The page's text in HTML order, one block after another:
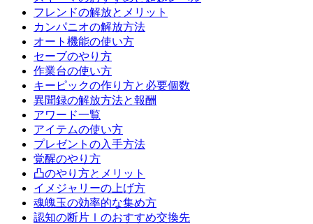
フレンドの解放とメリット
カンパニオの解放方法
オート機能の使い方
セーブのやり方
作業台の使い方
キーピックの作り方と必要個数
異聞録の解放方法と報酬
アワード一覧
アイテムの使い方
プレゼントの入手方法
覚醒のやり方
凸のやり方とメリット
イメジャリーの上げ方
魂魄玉の効率的な集め方
認知の断片Ⅰのおすすめ交換先